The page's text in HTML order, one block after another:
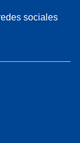
sociales